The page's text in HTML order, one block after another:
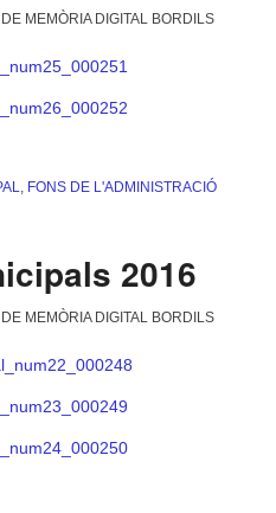
MEMÒRIA DIGITAL BORDILS
, FONS DE L'ADMINISTRACIÓ
2016
MEMÒRIA DIGITAL BORDILS